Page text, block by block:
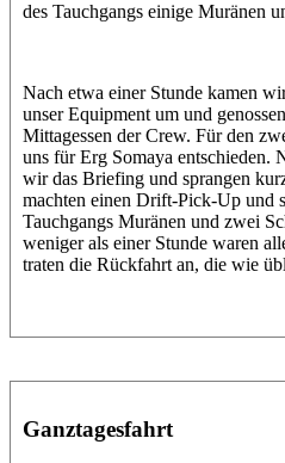
des Tauchgangs einige Muränen
Nach etwa einer Stunde kamen
unser Equipment um und
Mittagessen der Crew. Für den
uns für Erg Somaya entschieden.
wir das Briefing und sprangen
machten einen Drift-Pick-Up und
Tauchgangs Muränen und zwei
weniger als einer Stunde waren
traten die Rückfahrt an, die wie
Ganztagesfahrt